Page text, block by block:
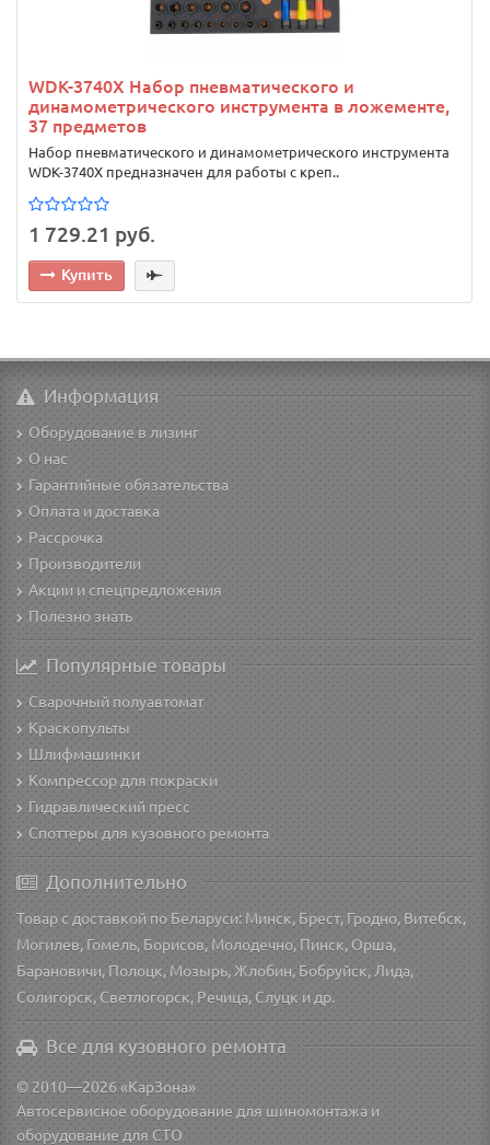
WDK-3740X Набор пневматического и
динамометрического инструмента в ложементе,
37 предметов
Набор пневматического и динамометрического инструмента
WDK-3740X предназначен для работы с креп..
1 729.21 руб.
Купить
Информация
Оборудование в лизинг
О нас
Гарантийные обязательства
Оплата и доставка
Рассрочка
Производители
Акции и спецпредложения
Полезно знать
Популярные товары
Сварочный полуавтомат
Краскопульты
Шлифмашинки
Компрессор для покраски
Гидравлический пресс
Споттеры для кузовного ремонта
Дополнительно
Товар с доставкой по Беларуси: Минск, Брест, Гродно, Витебск,
Могилев, Гомель, Борисов, Молодечно, Пинск, Орша,
Барановичи, Полоцк, Мозырь, Жлобин, Бобруйск, Лида,
Солигорск, Светлогорск, Речица, Слуцк и др.
Все для кузовного ремонта
© 2010—2026 «КарЗона»
Автосервисное оборудование для шиномонтажа и
оборудование для СТО